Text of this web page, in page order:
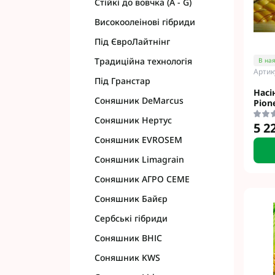
Фунгіциди Для
Фунгіциди Для
Фунгіциди для
Фунгіциди Для
Фунгіциди Для
Фунгіциди для
Фунгіциди для
Фунгіциди Для
Фунгіциди Для
Контактні
Системні
Високоолеінові гібриди
Під ЄвроЛайтнінг
Традиційна технологія
Під Гранстар
Соняшник DeMarcus
Соняшник Нертус
Соняшник EVROSEM
Соняшник Limagrain
Соняшник АГРО СЕМЕ
Соняшник Байєр
Сербські гібриди
Соняшник ВНІС
Соняшник KWS
В
5